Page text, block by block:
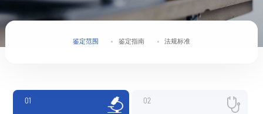
鉴定范围 鉴定指南 法规标准
01 02